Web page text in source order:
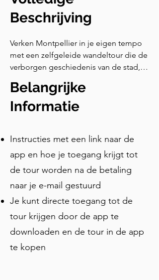
Beschrijving
Verken Montpellier in je eigen tempo
met een zelfgeleide wandeltour die de
verborgen geschiedenis van de stad,
middeleeuwse geheimen onthult.
Bezoek de geboorteplaats van
Jacobus de Eerste van Aragon,
ontdek de middeleeuwse Mikvé en
wandel door de oudste nog actieve
medische school ter wereld. Leer over
Saint Roch, Jean Jaurès en de
triomfboog van Lodewijk de
Veertiende bij de Porte du Peyrou.
Deze audiotour combineert
geschiedenis, legendes, architectuur
en lokale cultuur, en biedt een van de
beste dingen om te doen in
Belangrijke
Informatie
Instructies met een link naar de
app en hoe je toegang krijgt tot
de tour worden na de betaling
naar je e-mail gestuurd
Je kunt directe toegang tot de
tour krijgen door de app te
downloaden en de tour in de app
te kopen